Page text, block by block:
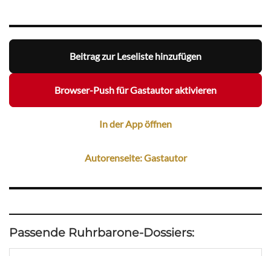
Beitrag zur Leseliste hinzufügen
Browser-Push für Gastautor aktivieren
In der App öffnen
Autorenseite: Gastautor
Passende Ruhrbarone-Dossiers: